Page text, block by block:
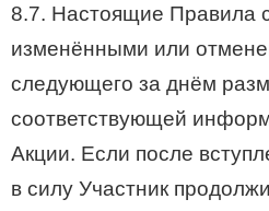
8.7. Настоящие Правила
изменёнными или
следующего за днём
соответствующей
Акции. Если после
в силу Участник